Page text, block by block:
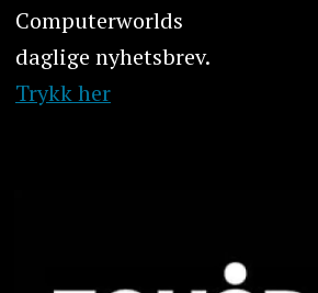
Computerworlds
daglige nyhetsbrev.
Trykk her